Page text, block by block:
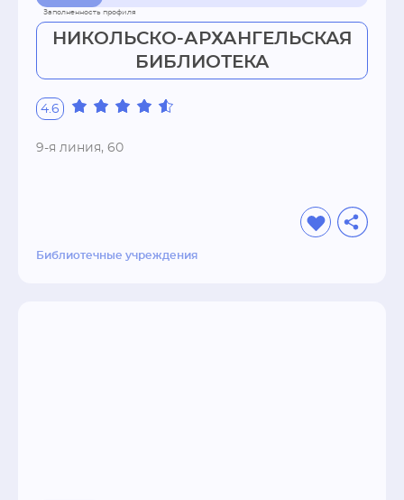
НИКОЛЬСКО-АРХАНГЕЛЬСКАЯ
БИБЛИОТЕКА
4.6
9-я линия, 60
Библиотечные учреждения